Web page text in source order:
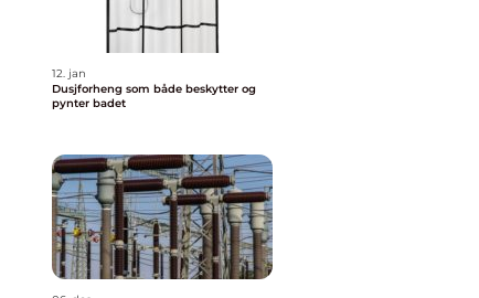
12. jan
Dusjforheng som både beskytter og
pynter badet